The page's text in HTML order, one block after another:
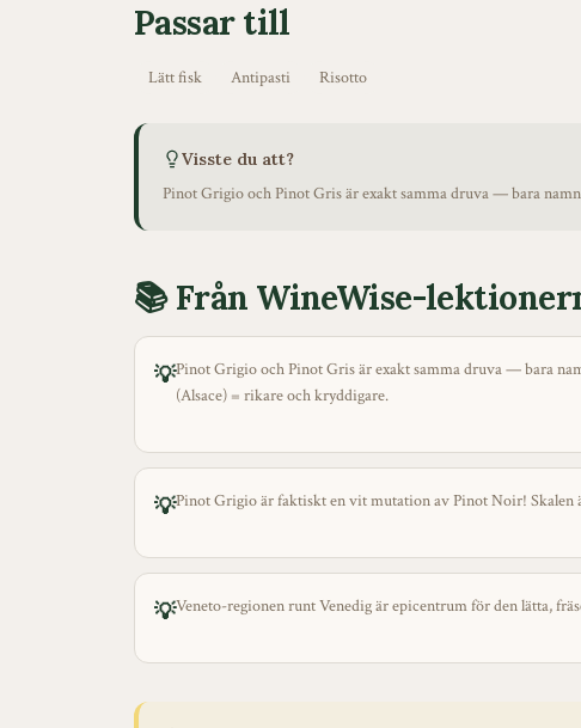
Passar till
Lätt fisk Antipasti Risotto
Visste du att?
Pinot Grigio och Pinot Gris är exakt samma druva — bara
📚 Från WineWise-
💡Pinot Grigio och Pinot Gris är exakt samma druva — bara
(Alsace) = rikare och kryddigare.
💡Pinot Grigio är faktiskt en vit mutation av Pinot Noir!
💡Veneto-regionen runt Venedig är epicentrum för den lätta,